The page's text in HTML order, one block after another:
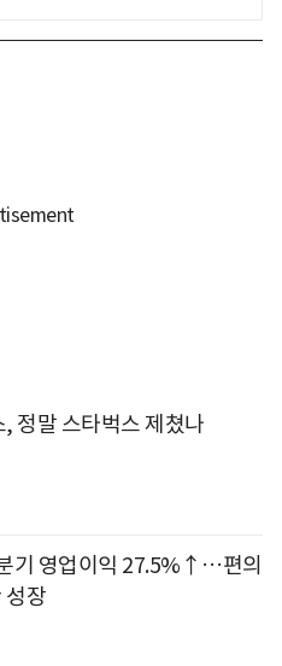
정말 스타벅스 제쳤나
기 영업이익 27.5%↑…편의
성장